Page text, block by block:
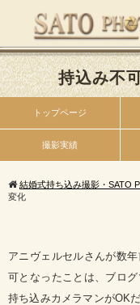
持込み不
トップページ
撮影実績
結婚式持ち込み撮影・SATO
変化
アニヴェルセルさんが数
可となったことは、ブロ
持ち込みカメラマンがOK